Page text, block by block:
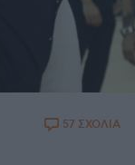
57 ΣΧΟΛΙΑ